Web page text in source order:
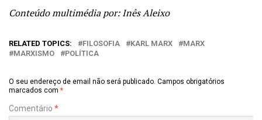
Conteúdo multimédia por: Inês Aleixo
RELATED TOPICS: FILOSOFIA KARL MARX
MARX
MARXISMO
POLÍTICA
O seu endereço de email não será publicado. Campos obrigatórios
marcados com *
Comentário *